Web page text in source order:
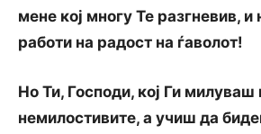
мене кој многу Те разгневив,
работи на радост на ѓаволот!
Но Ти, Господи, кој Ги
немилостивите, а учиш да